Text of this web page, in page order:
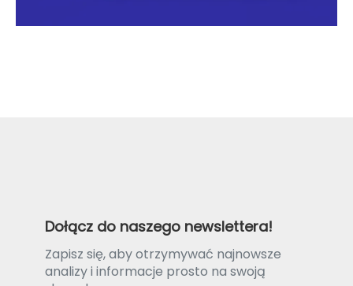
Dołącz do naszego newslettera!
Zapisz się, aby otrzymywać najnowsze
analizy i informacje prosto na swoją